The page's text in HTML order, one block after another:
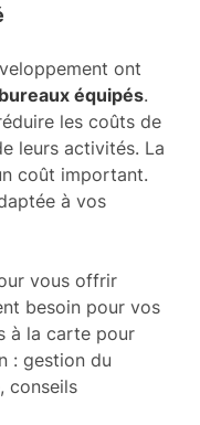
ont
équipés.
les coûts de
leurs activités. La
coût important.
à vos
vous offrir
besoin pour vos
à la carte pour
: gestion du
conseils